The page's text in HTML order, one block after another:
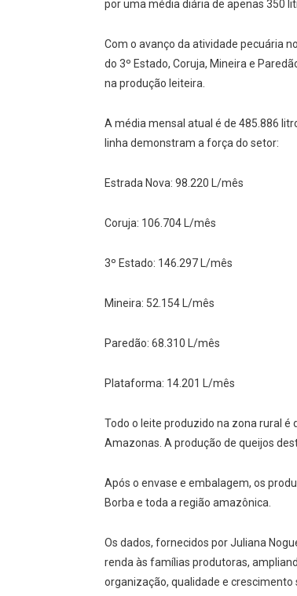
por uma média diária de apenas 350
Com o avanço da atividade pecuária
do 3º Estado, Coruja, Mineira e
na produção leiteira.
A média mensal atual é de 485.886
linha demonstram a força do setor:
Estrada Nova: 98.220 L/mês
Coruja: 106.704 L/mês
3º Estado: 146.297 L/mês
Mineira: 52.154 L/mês
Paredão: 68.310 L/mês
Plataforma: 14.201 L/mês
Todo o leite produzido na zona rural
Amazonas. A produção de queijos
Após o envase e embalagem, os
Borba e toda a região amazônica.
Os dados, fornecidos por Juliana
renda às famílias produtoras,
organização, qualidade e